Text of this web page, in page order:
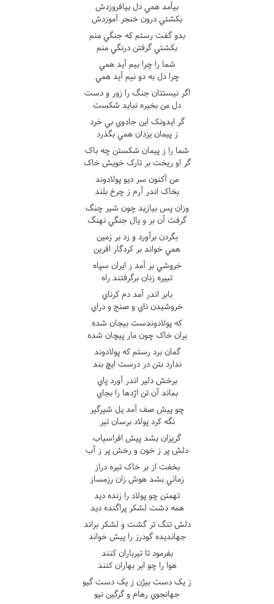
بيآمد همي دل بيافروزدش
بکشتي درون خنجر آموزدش
بدو گفت رستم که جنگي منم
بکشتي گرفتن درنگي منم
شما را چرا بيم آيد همي
چرا دل به دو نيم آيد همي
اگر نيستتان جنگ را زور و دست
دل من بخيره نبايد شکست
گر ايدونک اين جادوي بي خرد
ز پيمان يزدان همي بگذرد
شما را ز پيمان شکستن چه باک
گر او ريخت بر تارک خويش خاک
من آکنون سر ديو پولادوند
بخاک اندر آرم ز چرخ بلند
وزان پس بيازيد چون شير چنگ
گرفت آن بر و يال جنگي نهنگ
بگردن برآورد و زد بر زمين
همي خواند بر کردگار افرين
خروشي بر آمد ز ايران سپاه
تبيره زنان برگرفتند راه
بابر اندر آمد دم کرناي
خروشيدن ناي و صنج و دراي
که پولادوندست بيجان شده
بران خاک چون مار پيچان شده
گمان برد رستم که پولادوند
ندارد بتن در درست ايچ بند
برخش دلير اندر آورد پاي
بماند آن تن اژدها را بجاي
چو پيش صف آمد يل شيرگير
نگه کرد پولاد برسان تير
گريزان بشد پيش افراسياب
دلش پر ز خون و رخش پر ز آب
بخفت از بر خاک تيره دراز
زماني بشد هوش زان رزمساز
تهمتن چو پولاد را زنده ديد
همه دشت لشکر پراگنده ديد
دلش تنگ تر گشت و لشکر براند
جهانديده گودرز را پيش خواند
بفرمود تا تيرباران کنند
هوا را چو ابر بهاران کنند
ز يک دست بيژن ز يک دست گيو
جهانجوي رهام و گرگين نيو